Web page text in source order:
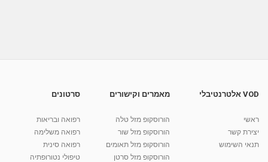
מאת vod-galit 10 שנים
קרין גורן - העוגה המתגלצ’ת ללא קמח
VOD אלטרנטיבלי
ראשי
יצירת קשר
תנאי השימוש
מאמרים וקישורים
הורוסקופ מזל טלה
הורוסקופ מזל שור
הורוסקופ מזל תאומים
הורוסקופ מזל סרטן
סרטונים
רפואה ובריאות
רפואה משלימה
רפואה סינית
טיפולי נטורופתיה